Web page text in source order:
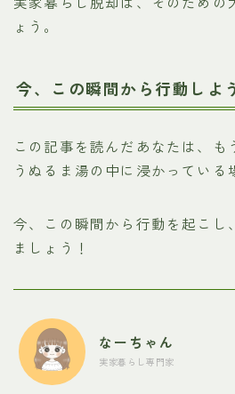
ょう。
今、この瞬間から行動しよ
この記事を読んだあなたは、も
うぬるま湯の中に浸かっている
今、この瞬間から行動を起こし
ましょう！
なーちゃん
実家暮らし専門家